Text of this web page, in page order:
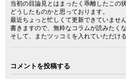
当初の目論見とはまったく乖離したこの
どうしたものかと思っております。
最近ちょっと忙しくて更新できていませ
書きますので、無粋なコラムが読みたく
そして、またツッコミを入れていただけ
コメントを投稿する